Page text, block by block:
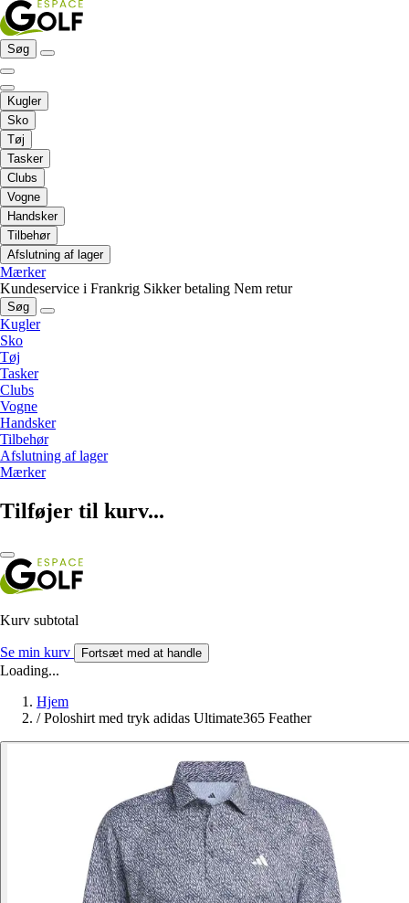
Søg
Kugler
Sko
Tøj
Tasker
Clubs
Vogne
Handsker
Tilbehør
Afslutning af lager
Mærker
Kundeservice i Frankrig Sikker betaling Nem retur
Søg
Kugler
Sko
Tøj
Tasker
Clubs
Vogne
Handsker
Tilbehør
Afslutning af lager
Mærker
Tilføjer til kurv...
Kurv subtotal
Se min kurv Fortsæt med at handle
Loading...
Hjem
/ Poloshirt med tryk adidas Ultimate365 Feather